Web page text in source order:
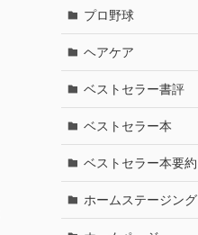
プロ野球
ヘアケア
ベストセラー書評
ベストセラー本
ベストセラー本要約
ホームステージング